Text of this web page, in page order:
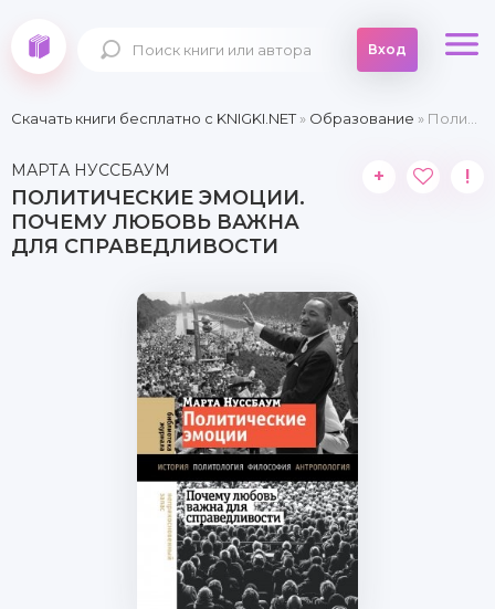
Вход
Скачать книги бесплатно c KNIGKI.NET» Образование » Политические эмоции. Почему любовь важна для справедливости
МАРТА НУССБАУМ
ПОЛИТИЧЕСКИЕ ЭМОЦИИ.
ПОЧЕМУ ЛЮБОВЬ ВАЖНА
ДЛЯ СПРАВЕДЛИВОСТИ
+ !